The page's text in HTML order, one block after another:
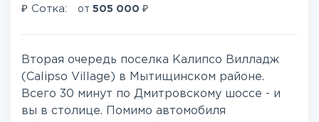
₽ Сотка: от 505 000 ₽
Вторая очередь поселка Калипсо Вилладж
(Calipso Village) в Мытищинском районе.
Всего 30 минут по Дмитровскому шоссе - и
вы в столице. Помимо автомобиля